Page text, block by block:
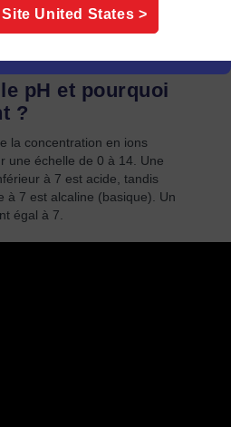
les processus chimiques
différentes applications.
pH et pourquoi
?
la concentration en ions
une échelle de 0 à 14. Une
à 7 est acide, tandis
à 7 est alcaline (basique). Un
égal à 7.
United States >